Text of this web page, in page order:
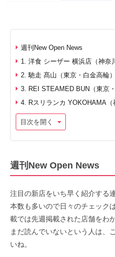
週刊New Open News
1. 洋食 シーザー 横浜店（神奈
2. 馳走 髙山（東京・白金高輪）
3. REI STEAMED BUN（東京・
4. Rスリランカ YOKOHAMA（
目次を開く
週刊New Open News
注目の新店をいち早く紹介する
本数も多いので日々のチェック
載では先週掲載された店舗をわ
まだ読んでいないという人は、
いね。